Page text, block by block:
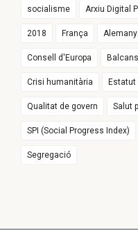
socialisme Arxiu Digital
2018 França
Consell d'Europa Balcans
Crisi humanitària Estatut
Qualitat de govern Salut
SPI (Social Progress Index)
Segregació